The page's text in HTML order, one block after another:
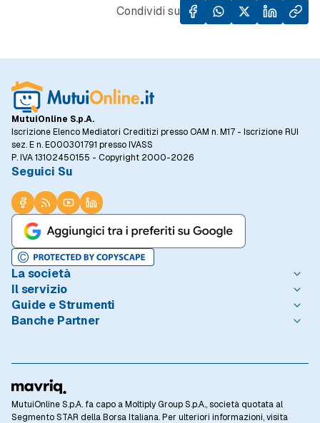
Condividi su
MutuiOnline S.p.A.
Iscrizione Elenco Mediatori Creditizi presso OAM n. M17 - Iscrizione RUI
sez. E n. E000301791 presso IVASS
P. IVA 13102450155 - Copyright 2000-2026
Seguici Su
La società
Chi è MutuiOnline.it
Contatta MutuiOnline.it
Opinioni degli Utenti
Linee guida editoriali
Rassegna Stampa
Lavora con Noi
Investor Relations
Il servizio
Come Funziona
Condizioni di Utilizzo
Privacy
Informativa Cookie
Preferenze Cookie
Privacy Banche Partner
Guide e Strumenti
Guide Mutui
Mutuo 100 prima casa
Calcolo Rata Mutuo
Osservatorio Tassi
Domande Frequenti
Banche Partner
BNL - BNP Paribas
BPER Banca
CheBanca!
MutuiOnline S.p.A. fa capo a Moltiply Group S.p.A., società quotata al
Segmento STAR della Borsa Italiana. Per ulteriori informazioni, visita